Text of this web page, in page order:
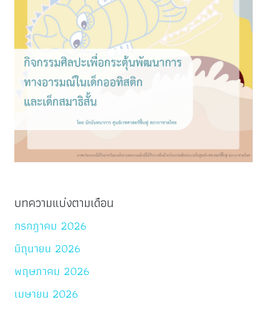
บทความแบ่งตามเดือน
กรกฎาคม 2026
มิถุนายน 2026
พฤษภาคม 2026
เมษายน 2026